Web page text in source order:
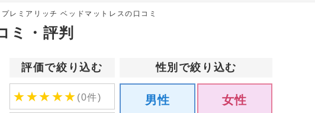
レミアリッチ ベッドマットレスの口コミ
ミ・評判
評価で絞り込む
★★★★★ (0件)
性別で絞り込む
男性 女性